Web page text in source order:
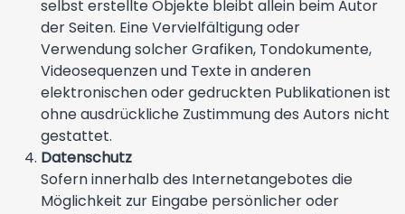
selbst erstellte Objekte bleibt allein beim Autor
der Seiten. Eine Vervielfältigung oder
Verwendung solcher Grafiken, Tondokumente,
Videosequenzen und Texte in anderen
elektronischen oder gedruckten Publikationen ist
ohne ausdrückliche Zustimmung des Autors nicht
gestattet.
Datenschutz
Sofern innerhalb des Internetangebotes die
Möglichkeit zur Eingabe persönlicher oder